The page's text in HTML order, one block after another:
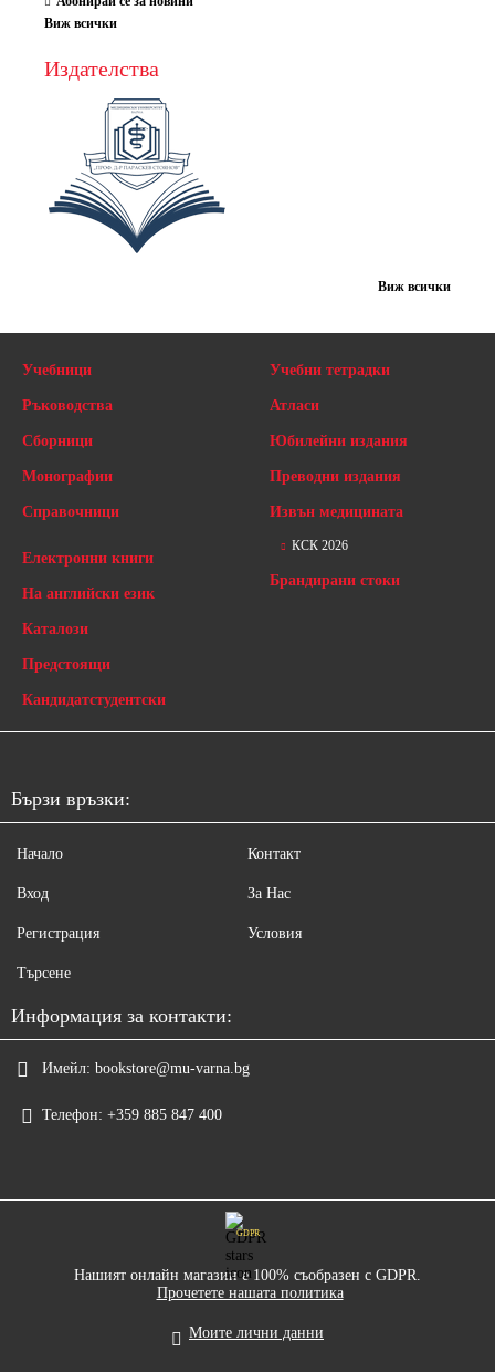
Виж всички
Издателства
Виж всички
Учебници
Ръководства
Сборници
Монографии
Справочници
Учебни тетрадки
Атласи
Юбилейни издания
Преводни издания
Извън медицината
Електронни книги
На английски език
Каталози
Предстоящи
Кандидатстудентски
КСК 2026
Брандирани стоки
Бързи връзки:
Начало
Вход
Регистрация
Търсене
Контакт
За Нас
Условия
Информация за контакти:
Имейл: bookstore@mu-varna.bg
Телефон: +359 885 847 400
GDPR
Нашият онлайн магазин е 100% съобразен с GDPR.
Прочетете нашата политика
Моите лични данни